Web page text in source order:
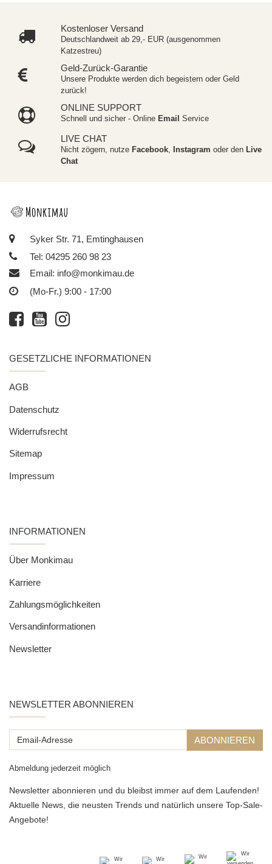
Kostenloser Versand
Deutschlandweit ab 29,- EUR (ausgenommen
Katzestreu)
Geld-Zurück-Garantie
Unsere Produkte werden dich begeistern oder Geld
zurück!
ONLINE SUPPORT
Schnell und sicher - Online Email Service
LIVE CHAT
Nicht zögern, nutze Facebook, Instagram oder denLive
Chat
Syker Str. 71, Emtinghausen
Tel: 04295 260 98 23
Email: info@monkimau.de
(Mo-Fr.) 9:00 - 17:00
GESETZLICHE INFORMATIONEN
AGB
Datenschutz
Widerrufsrecht
Sitemap
Impressum
INFORMATIONEN
Über Monkimau
Karriere
Zahlungsmöglichkeiten
Versandinformationen
Newsletter
NEWSLETTER ABONNIEREN
Email-
ABONNIEREN
Abmeldung jederzeit möglich
Newsletter abonnieren und du bleibst immer auf dem Laufenden!
Aktuelle News, die neusten Trends und natürlich unsere Top-Sale-
Angebote!